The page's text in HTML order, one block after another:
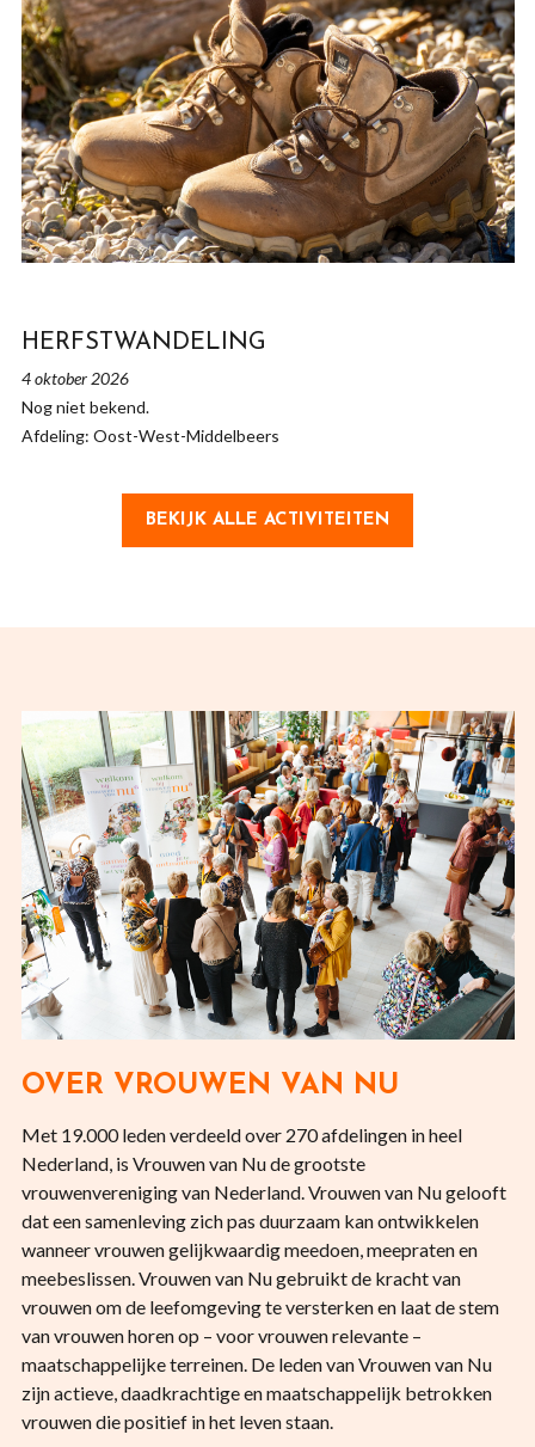
HERFSTWANDELING
4 oktober 2026
Nog niet bekend.
Afdeling: Oost-West-Middelbeers
BEKIJK ALLE ACTIVITEITEN
OVER VROUWEN VAN NU
Met 19.000 leden verdeeld over 270 afdelingen in heel
Nederland, is Vrouwen van Nu de grootste
vrouwenvereniging van Nederland. Vrouwen van Nu gelooft
dat een samenleving zich pas duurzaam kan ontwikkelen
wanneer vrouwen gelijkwaardig meedoen, meepraten en
meebeslissen. Vrouwen van Nu gebruikt de kracht van
vrouwen om de leefomgeving te versterken en laat de stem
van vrouwen horen op – voor vrouwen relevante –
maatschappelijke terreinen. De leden van Vrouwen van Nu
zijn actieve, daadkrachtige en maatschappelijk betrokken
vrouwen die positief in het leven staan.